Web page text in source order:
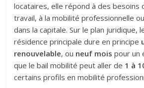
locataires, elle répond à des besoins
travail, à la mobilité professionnelle
dans la capitale. Sur le plan juridique,
résidence principale dure en principe
renouvelable, ou neuf mois pour un
que le bail mobilité peut aller de 1 à
certains profils en mobilité